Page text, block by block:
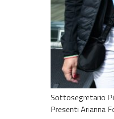
Sottosegretario
Presenti Arianna